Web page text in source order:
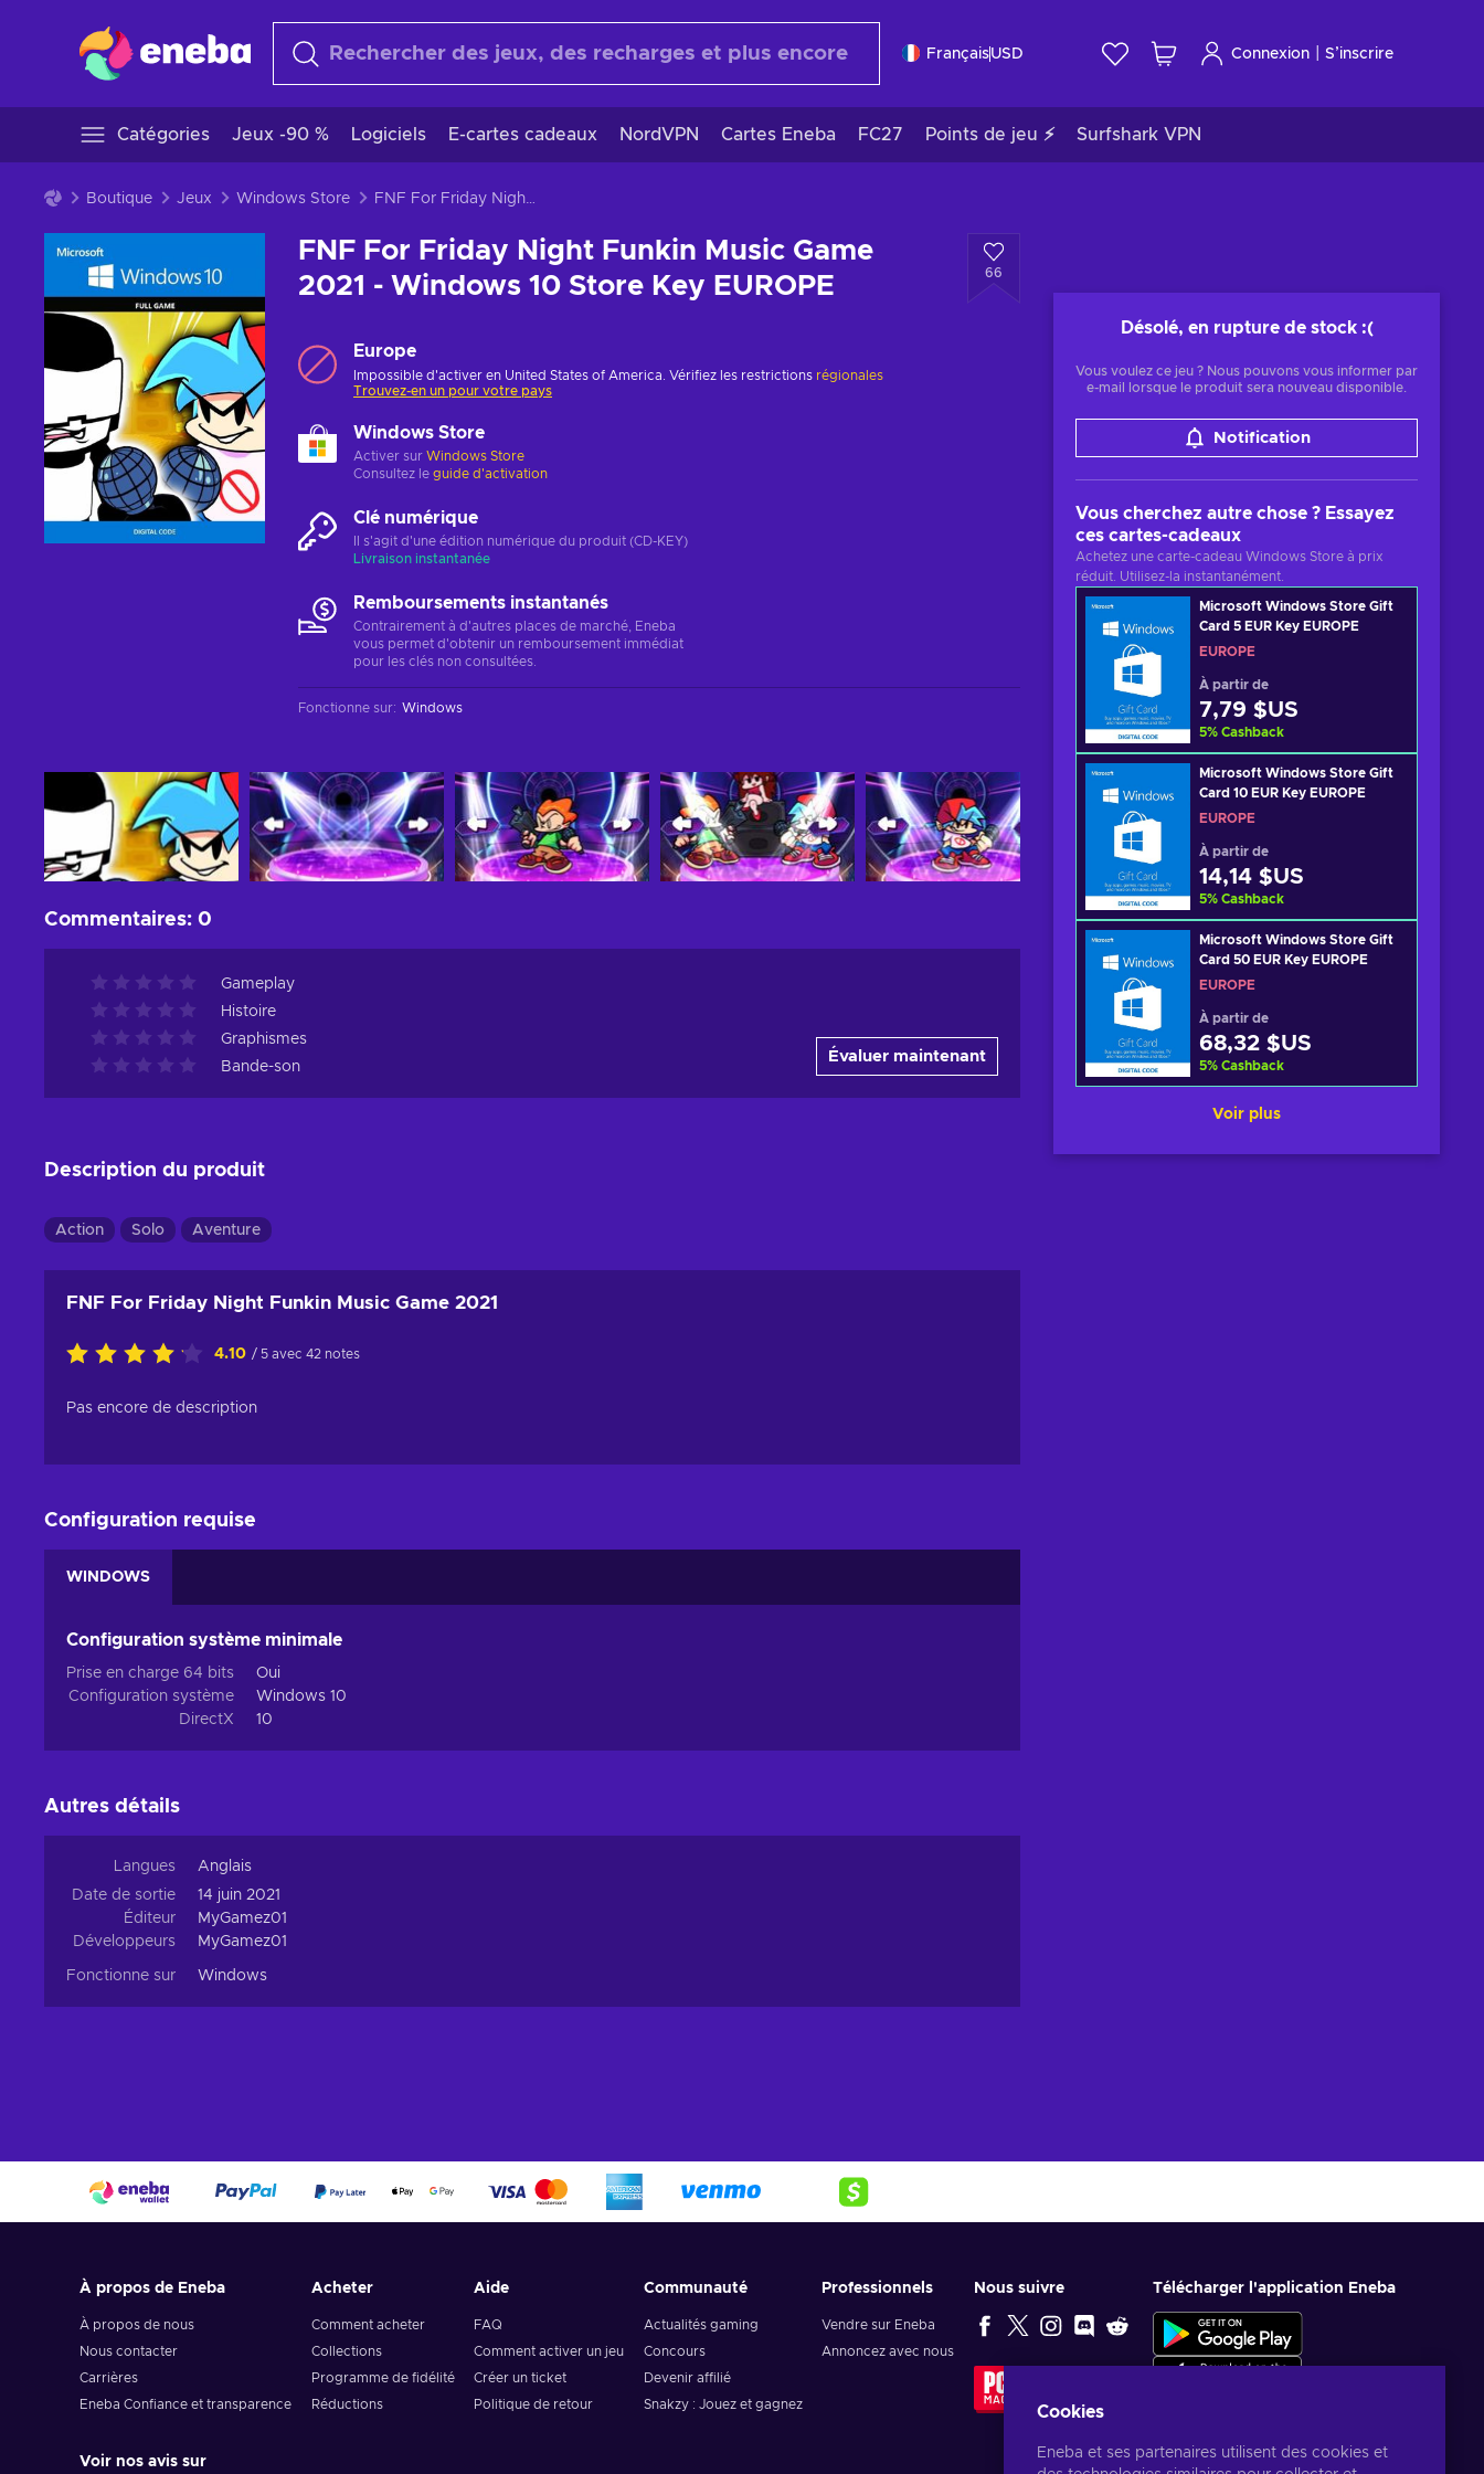
FrançaisUSD Connexion S’inscrire
Catégories Jeux -90 % Logiciels E-cartes cadeaux NordVPN Cartes Eneba FC27 Points de jeu ⚡ Surfshark VPN
Boutique Jeux Windows Store FNF For Friday Night Funkin Music Game 2021 - Windows 10 Store Key EUROPE
FNF For Friday Night Funkin Music Game
2021 - Windows 10 Store Key EUROPE
66
Désolé, en rupture de stock :(
Vous voulez ce jeu ? Nous pouvons vous informer par
e-mail lorsque le produit sera nouveau disponible.
Notification
Vous cherchez autre chose ? Essayez
ces cartes-cadeaux
Achetez une carte-cadeau Windows Store à prix
réduit. Utilisez-la instantanément.
Microsoft Windows Store Gift
Card 5 EUR Key EUROPE
EUROPE
À partir de
7,79 $US
5% Cashback
Microsoft Windows Store Gift
Card 10 EUR Key EUROPE
EUROPE
À partir de
14,14 $US
5% Cashback
Microsoft Windows Store Gift
Card 50 EUR Key EUROPE
EUROPE
À partir de
68,32 $US
5% Cashback
Voir plus
Europe
Impossible d'activer en United States of America. Vérifiez les restrictions régionales
Trouvez-en un pour votre pays
Windows Store
Activer sur Windows Store
Consultez le guide d'activation
Clé numérique
Il s'agit d'une édition numérique du produit (CD-KEY)
Livraison instantanée
Remboursements instantanés
Contrairement à d'autres places de marché, Eneba
vous permet d'obtenir un remboursement immédiat
pour les clés non consultées.
Fonctionne sur: Windows
Commentaires: 0
Gameplay
Histoire
Graphismes
Bande-son
Évaluer maintenant
Description du produit
Action Solo Aventure
FNF For Friday Night Funkin Music Game 2021
4.10 / 5 avec 42 notes
Pas encore de description
Configuration requise
WINDOWS
Configuration système minimale
Prise en charge 64 bits
Oui
Configuration système
Windows 10
DirectX
10
Autres détails
Langues
Anglais
Date de sortie
14 juin 2021
Éditeur
MyGamez01
Développeurs
MyGamez01
Fonctionne sur Windows
À propos de Eneba
À propos de nous
Nous contacter
Carrières
Eneba Confiance et transparence
Acheter
Comment acheter
Collections
Programme de fidélité
Réductions
Aide
FAQ
Comment activer un jeu
Créer un ticket
Politique de retour
Communauté
Actualités gaming
Concours
Devenir affilié
Snakzy : Jouez et gagnez
Professionnels
Vendre sur Eneba
Annoncez avec nous
Nous suivre Télécharger l'application Eneba
Voir nos avis sur
Cookies
Eneba et ses partenaires utilisent des cookies et